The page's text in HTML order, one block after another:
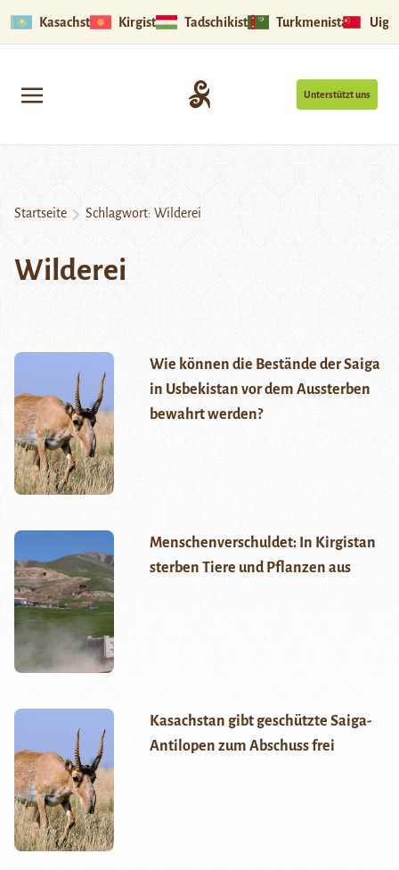
Kasachstan Kirgistan Tadschikistan Turkmenistan
Unterstützt uns
Startseite Schlagwort: Wilderei
Wilderei
Wie können die Bestände der Saiga
in Usbekistan vor dem Aussterben
bewahrt werden?
Menschenverschuldet: In Kirgistan
sterben Tiere und Pflanzen aus
Kasachstan gibt geschützte Saiga-
Antilopen zum Abschuss frei